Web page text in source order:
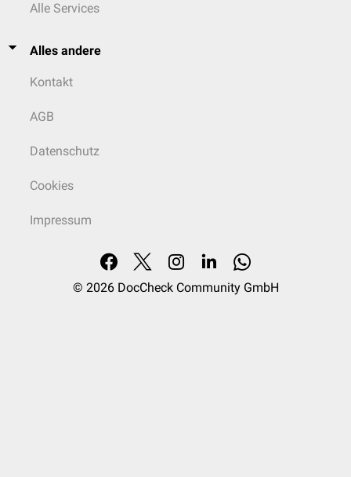
Alle Services
Alles andere
Kontakt
AGB
Datenschutz
Cookies
Impressum
© 2026 DocCheck Community GmbH